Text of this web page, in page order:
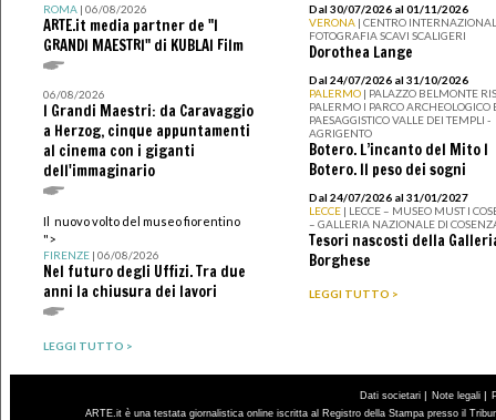
ROMA| 06/08/2026
ARTE.it media partner de "I
GRANDI MAESTRI" di KUBLAI Film
06/08/2026
I Grandi Maestri: da Caravaggio
a Herzog, cinque appuntamenti
al cinema con i giganti
dell'immaginario
Il nuovo volto del museo fiorentino
">
FIRENZE| 06/08/2026
Nel futuro degli Uffizi. Tra due
anni la chiusura dei lavori
LEGGI TUTTO >
Dal 30/07/2026 al 01/11/2026
VERONA | CENTRO
FOTOGRAFIA SCAVI SCALIGERI
Dorothea Lange
Dal 24/07/2026 al 31/10/2026
PALERMO | PALAZZO BELMONTE
PALERMO I PARCO ARCHEOLOGICO
PAESAGGISTICO VALLE DEI TEMPLI -
AGRIGENTO
Botero. L’incanto del Mito I
Botero. Il peso dei sogni
Dal 24/07/2026 al 31/01/2027
LECCE | LECCE – MUSEO MUST I
– GALLERIA NAZIONALE DI
Tesori nascosti della
Borghese
LEGGI TUTTO >
Dati societari | Note legali |
ARTE.it è una testata giornalistica online iscritta al Registro della Stampa presso il